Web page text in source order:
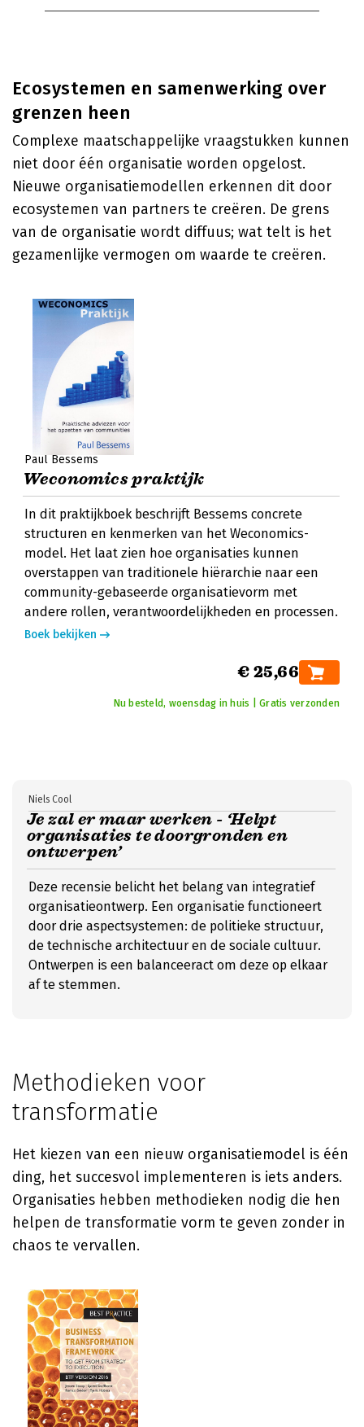
Ecosystemen en samenwerking over
grenzen heen
Complexe maatschappelijke vraagstukken kunnen
niet door één organisatie worden opgelost.
Nieuwe organisatiemodellen erkennen dit door
ecosystemen van partners te creëren. De grens
van de organisatie wordt diffuus; wat telt is het
gezamenlijke vermogen om waarde te creëren.
Paul Bessems
Weconomics praktijk
In dit praktijkboek beschrijft Bessems concrete
structuren en kenmerken van het Weconomics-
model. Het laat zien hoe organisaties kunnen
overstappen van traditionele hiërarchie naar een
community-gebaseerde organisatievorm met
andere rollen, verantwoordelijkheden en processen.
Boek bekijken
€ 25,66
Nu besteld, woensdag in huis | Gratis verzonden
Je zal er maar werken - ‘Helpt
organisaties te doorgronden en
ontwerpen’
Niels Cool
Deze recensie belicht het belang van integratief
organisatieontwerp. Een organisatie functioneert
door drie aspectsystemen: de politieke structuur,
de technische architectuur en de sociale cultuur.
Ontwerpen is een balanceeract om deze op elkaar
af te stemmen.
Methodieken voor
transformatie
Het kiezen van een nieuw organisatiemodel is één
ding, het succesvol implementeren is iets anders.
Organisaties hebben methodieken nodig die hen
helpen de transformatie vorm te geven zonder in
chaos te vervallen.